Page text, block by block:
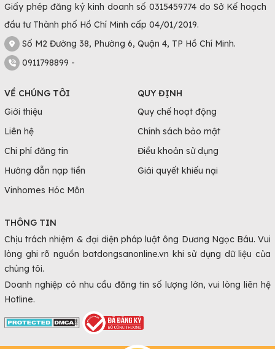
Giấy phép đăng ký kinh doanh số 0315459774 do Sở Kế hoạch
đầu tư Thành phố Hồ Chí Minh cấp 04/01/2019.
Số M2 Đường 38, Phường 6, Quận 4, TP Hồ Chí Minh.
0911798899 -
VỀ CHÚNG TÔI
Giới thiệu
Liên hệ
Chi phí đăng tin
Hướng dẫn nạp tiền
Vinhomes Hóc Môn
QUY ĐỊNH
Quy chế hoạt động
Chính sách bảo mật
Điều khoản sử dụng
Giải quyết khiếu nại
THÔNG TIN
Chịu trách nhiệm & đại diện pháp luật ông Dương Ngọc Báu. Vui
lòng ghi rõ nguồn batdongsanonline.vn khi sử dụng dữ liệu của
chúng tôi.
Doanh nghiệp có nhu cầu đăng tin số lượng lớn, vui lòng liên hệ
Hotline.